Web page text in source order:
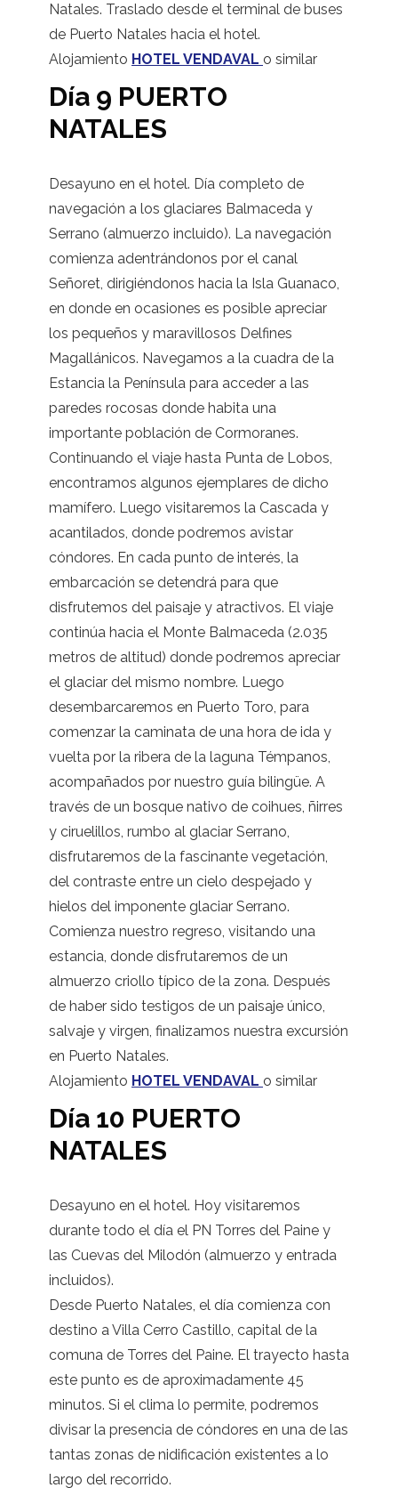
Natales. Traslado desde el terminal de buses
de Puerto Natales hacia el hotel.
Alojamiento HOTEL VENDAVAL o similar
Día 9 PUERTO
NATALES
Desayuno en el hotel. Día completo de
navegación a los glaciares Balmaceda y
Serrano (almuerzo incluido). La navegación
comienza adentrándonos por el canal
Señoret, dirigiéndonos hacia la Isla Guanaco,
en donde en ocasiones es posible apreciar
los pequeños y maravillosos Delfines
Magallánicos. Navegamos a la cuadra de la
Estancia la Península para acceder a las
paredes rocosas donde habita una
importante población de Cormoranes.
Continuando el viaje hasta Punta de Lobos,
encontramos algunos ejemplares de dicho
mamífero. Luego visitaremos la Cascada y
acantilados, donde podremos avistar
cóndores. En cada punto de interés, la
embarcación se detendrá para que
disfrutemos del paisaje y atractivos. El viaje
continúa hacia el Monte Balmaceda (2.035
metros de altitud) donde podremos apreciar
el glaciar del mismo nombre. Luego
desembarcaremos en Puerto Toro, para
comenzar la caminata de una hora de ida y
vuelta por la ribera de la laguna Témpanos,
acompañados por nuestro guía bilingüe. A
través de un bosque nativo de coihues, ñirres
y ciruelillos, rumbo al glaciar Serrano,
disfrutaremos de la fascinante vegetación,
del contraste entre un cielo despejado y
hielos del imponente glaciar Serrano.
Comienza nuestro regreso, visitando una
estancia, donde disfrutaremos de un
almuerzo criollo típico de la zona. Después
de haber sido testigos de un paisaje único,
salvaje y virgen, finalizamos nuestra excursión
en Puerto Natales.
Alojamiento HOTEL VENDAVAL o similar
Día 10 PUERTO
NATALES
Desayuno en el hotel. Hoy visitaremos
durante todo el día el PN Torres del Paine y
las Cuevas del Milodón (almuerzo y entrada
incluidos).
Desde Puerto Natales, el día comienza con
destino a Villa Cerro Castillo, capital de la
comuna de Torres del Paine. El trayecto hasta
este punto es de aproximadamente 45
minutos. Si el clima lo permite, podremos
divisar la presencia de cóndores en una de las
tantas zonas de nidificación existentes a lo
largo del recorrido.